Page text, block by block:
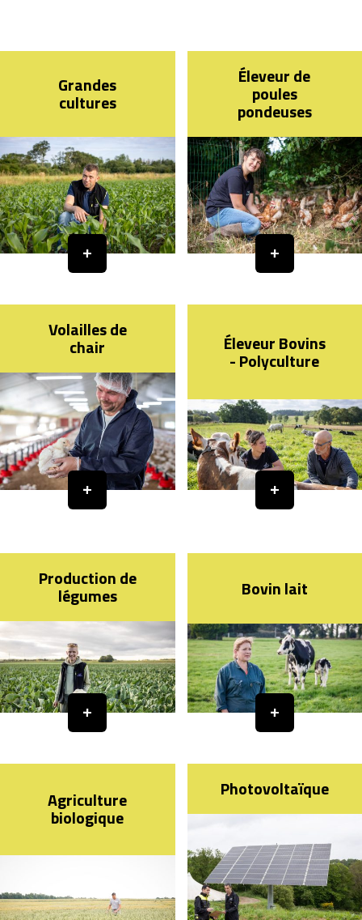
Grandes
cultures
Éleveur de
poules
pondeuses
Volailles de
chair Éleveur Bovins
- Polyculture
Production de
légumes Bovin lait
Agriculture
biologique
Photovoltaïque